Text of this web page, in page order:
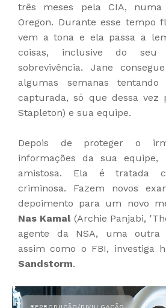
três meses pela CIA,
Oregon. Durante esse tempo
vem a tona e ela passa a
coisas, inclusive do seu
sobrevivência. Jane
algumas semanas
capturada, só que dessa vez
Stapleton) e sua equipe.
Depois de proteger o
informações da sua
amistosa. Ela é tratada
criminosa. Fazem novos
depoimento para um novo
Nas Kamal (Archie Panjabi,
agente da NSA, uma outra
assim como o FBI, investiga
Sandstorm.